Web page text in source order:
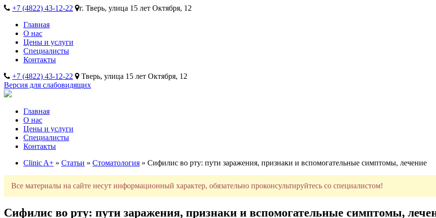
+7 (4822) 43-12-22
г. Тверь, улица 15 лет Октября, 12
Главная
О нас
Цены и услуги
Специалисты
Контакты
+7 (4822) 43-12-22
Тверь, улица 15 лет Октября, 12
Версия для слабовидящих
Главная
О нас
Цены и услуги
Специалисты
Контакты
Clinic A+ » Статьи » Стоматология » Сифилис во рту: пути заражения, признаки и вспомогательные симптомы, лечение
Все материалы на сайте несут информационный характер, обязательно проконсультируйтесь со специалистом!
Сифилис во рту: пути заражения, признаки и вспомогательные симптомы,